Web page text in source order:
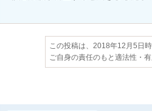
この投稿は、2018年12月5日時
ご自身の責任のもと適法性・